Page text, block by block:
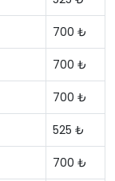
700 ₺
700 ₺
700 ₺
525 ₺
700 ₺